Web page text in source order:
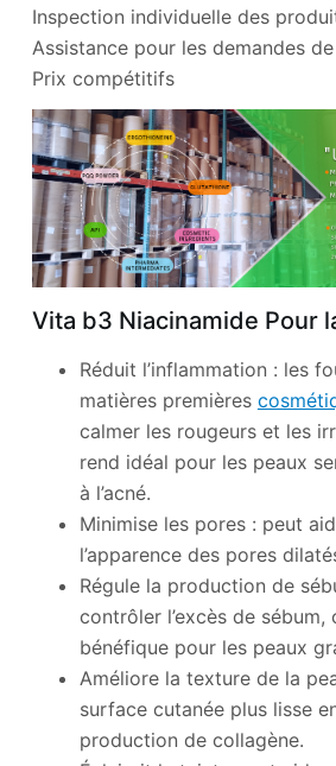
Inspection individuelle des
Assistance pour les demandes de
Prix compétitifs
Vita b3 Niacinamide Pour
Réduit l’inflammation : les
matières premières
calmer les rougeurs et les
rend idéal pour les peaux
à l’acné.
Minimise les pores : peut
l’apparence des pores
Régule la production de
contrôler l’excès de sébum,
bénéfique pour les peaux
Améliore la texture de la
surface cutanée plus lisse
production de collagène.